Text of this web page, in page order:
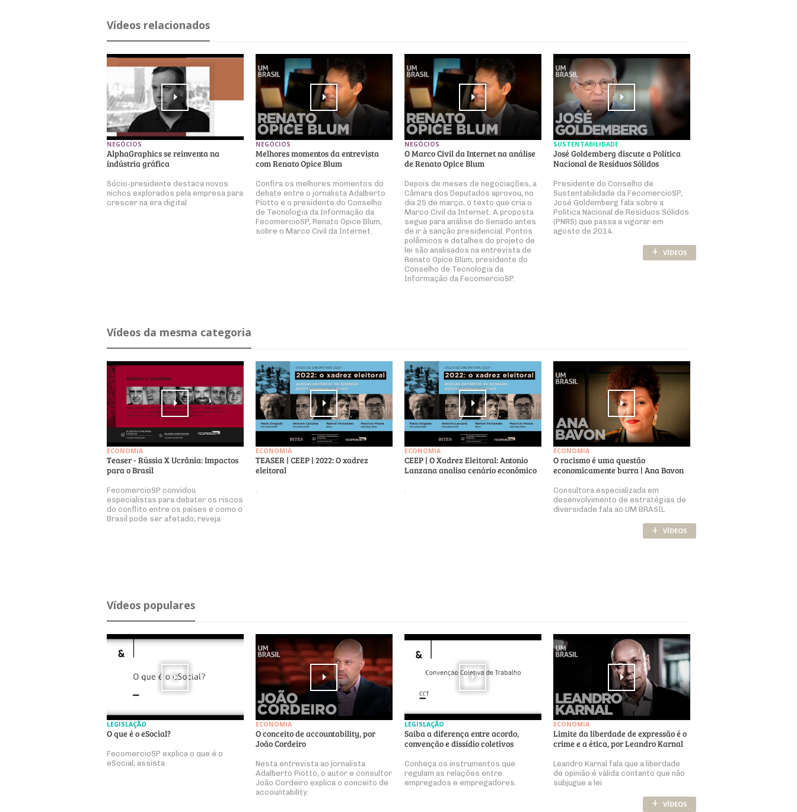
Ví­deos re­la­ci­o­nados
NEGÓCIOS
AlphaGraphics se reinventa na
indústria gráfica
Sócio-presidente destaca novos
nichos explorados pela empresa para
crescer na era digital
NEGÓCIOS
Melhores momentos da entrevista
com Renato Opice Blum
Confira os melhores momentos do
debate entre o jornalista Adalberto
Piotto e o presidente do Conselho
de Tecnologia da Informação da
FecomercioSP, Renato Opice Blum,
sobre o Marco Civil da Internet.
NEGÓCIOS
O Marco Civil da Internet na análise
de Renato Opice Blum
Depois de meses de negociações, a
Câmara dos Deputados aprovou, no
dia 25 de março, o texto que cria o
Marco Civil da Internet. A proposta
segue para análise do Senado antes
de ir à sanção presidencial. Pontos
polêmicos e detalhes do projeto de
lei são analisados na entrevista de
Renato Opice Blum, presidente do
Conselho de Tecnologia da
Informação da FecomercioSP.
SUSTENTABILIDADE
José Goldemberg discute a Política
Nacional de Resíduos Sólidos
Presidente do Conselho de
Sustentabilidade da FecomercioSP,
José Goldemberg fala sobre a
Política Nacional de Resíduos Sólidos
(PNRS) que passa a vigorar em
agosto de 2014.
+ VÍDEOS
Ví­deos da mesma ca­te­goria
ECONOMIA
Teaser - Rússia X Ucrânia: Impactos
para o Brasil
FecomercioSP convidou
especialistas para debater os riscos
do conflito entre os países e como o
Brasil pode ser afetado; reveja
ECONOMIA
TEASER | CEEP | 2022: O xadrez
eleitoral
.
ECONOMIA
CEEP | O Xadrez Eleitoral: Antonio
Lanzana analisa cenário econômico
.
ECONOMIA
O racismo é uma questão
economicamente burra | Ana Bavon
Consultora especializada em
desenvolvimento de estratégias de
diversidade fala ao UM BRASIL
+ VÍDEOS
Ví­deos po­pu­lares
LEGISLAÇÃO
O que é o eSocial?
FecomercioSP explica o que é o
eSocial; assista
ECONOMIA
O conceito de accountability, por
João Cordeiro
Nesta entrevista ao jornalista
Adalberto Piotto, o autor e consultor
João Cordeiro explica o conceito de
accountability.
LEGISLAÇÃO
Saiba a diferença entre acordo,
convenção e dissídio coletivos
Conheça os instrumentos que
regulam as relações entre
empregados e empregadores.
ECONOMIA
Limite da liberdade de expressão é o
crime e a ética, por Leandro Karnal
Leandro Karnal fala que a liberdade
de opinião é válida contanto que não
subjugue a lei
+ VÍDEOS